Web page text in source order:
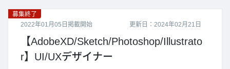
更新日：2024年02月21日
募集終了
2022年01月05日掲載開始
【AdobeXD/Sketch/Photoshop/Illustrato
r】UI/UXデザイナー